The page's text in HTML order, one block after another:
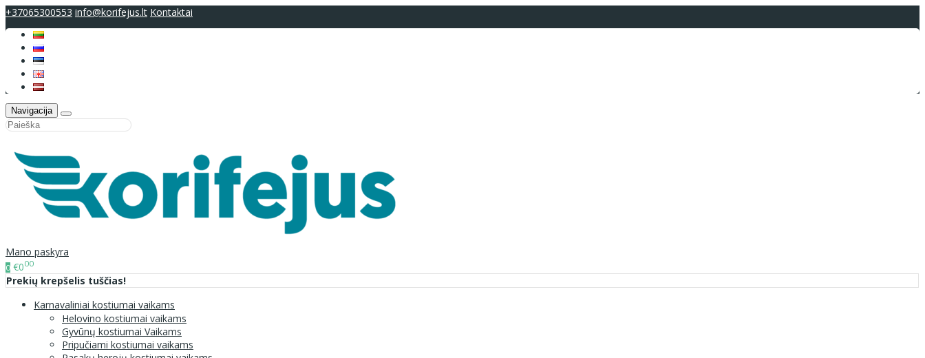
+37065300553 info@korifejus.lt Kontaktai
Navigacija
Mano paskyra
0 €000
Prekių krepšelis tuščias!
Karnavaliniai kostiumai vaikams
Helovino kostiumai vaikams
Gyvūnų kostiumai Vaikams
Pripučiami kostiumai vaikams